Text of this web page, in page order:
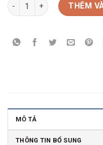
THÊM
MÔ TẢ
THÔNG TIN BỔ SUNG